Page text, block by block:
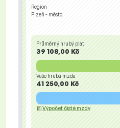
Region
Plzeň - město
Průměrný hrubý plat
39 108,00 Kč
Vaše hrubá mzda
41 250,00 Kč
Výpočet čisté mzdy